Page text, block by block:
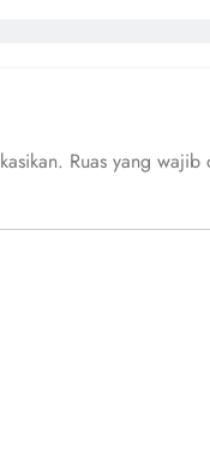
Ruas yang wajib